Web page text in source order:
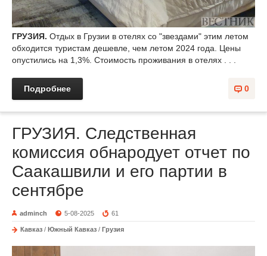
ГРУЗИЯ. Отдых в Грузии в отелях со "звездами" этим летом
обходится туристам дешевле, чем летом 2024 года. Цены
опустились на 1,3%. Стоимость проживания в отелях . . .
0
Подробнее
ГРУЗИЯ. Следственная
комиссия обнародует отчет по
Саакашвили и его партии в
сентябре
adminch 5-08-2025 61
Кавказ / Южный Кавказ / Грузия